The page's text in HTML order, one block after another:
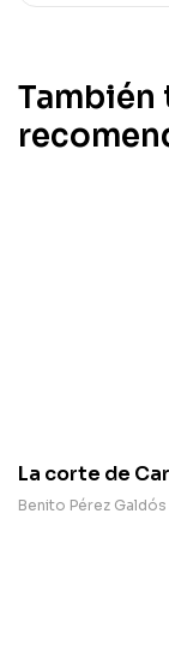
También
La corte de
Benito Pérez Galdós